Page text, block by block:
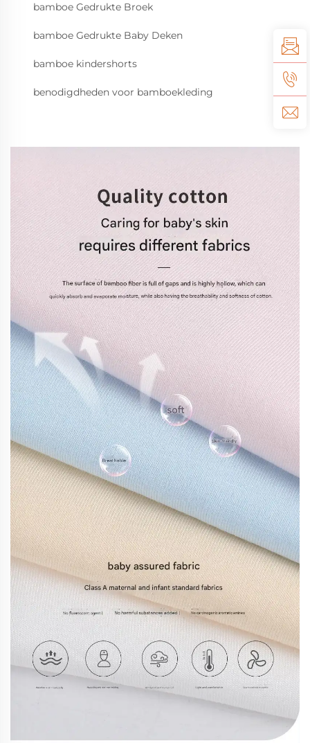
bamboe Gedrukte Broek
bamboe Gedrukte Baby Deken
bamboe kindershorts
benodigdheden voor bamboekleding